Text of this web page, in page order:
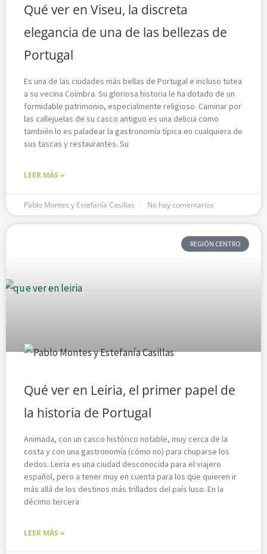
Qué ver en Viseu, la discreta
elegancia de una de las bellezas de
Portugal
Es una de las ciudades más bellas de Portugal e incluso tutea
a su vecina Coímbra. Su gloriosa historia le ha dotado de un
formidable patrimonio, especialmente religioso. Caminar por
las callejuelas de su casco antiguo es una delicia como
también lo es paladear la gastronomía típica en cualquiera de
sus tascas y restaurantes. Su
LEER MÁS »
Pablo Montes y Estefanía Casillas No hay comentarios
REGIÓN CENTRO
Qué ver en Leiria, el primer papel de
la historia de Portugal
Animada, con un casco histórico notable, muy cerca de la
costa y con una gastronomía (cómo no) para chuparse los
dedos. Leiria es una ciudad desconocida para el viajero
español, pero a tener muy en cuenta para los que quieren ir
más allá de los destinos más trillados del país luso. En la
décimo tercera
LEER MÁS »